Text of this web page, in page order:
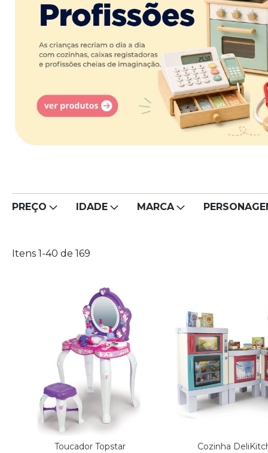
PREÇO IDADE MARCA
Itens 1 -40 de 169
Toucador Topstar Cozinha